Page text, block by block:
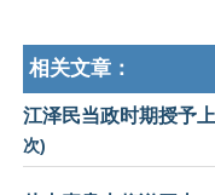
相关文章：
江泽民当政时期授予
次)